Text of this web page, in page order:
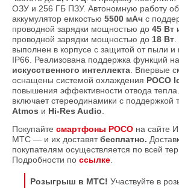
ОЗУ и 256 ГБ ПЗУ. Автономную работу
аккумулятор емкостью 5500 мАч с
проводной зарядки мощностью до 45 Вт
проводной зарядки мощностью до 18 Вт
выполнен в корпусе с защитой от пыли и
IP66. Реализована поддержка функций
искусственного интеллекта . Впервые
оснащены системой охлаждения POCO
повышения эффективности отвода
включает стереодинамики с поддержкой
Atmos и Hi-Res Audio
Покупайте смартфоны POCO на сайте
МТС — и их доставятбесплатно.
покупателям осуществляется по всей
Подробности по ссылке
Розыгрыш в МТС! Участвуйте в